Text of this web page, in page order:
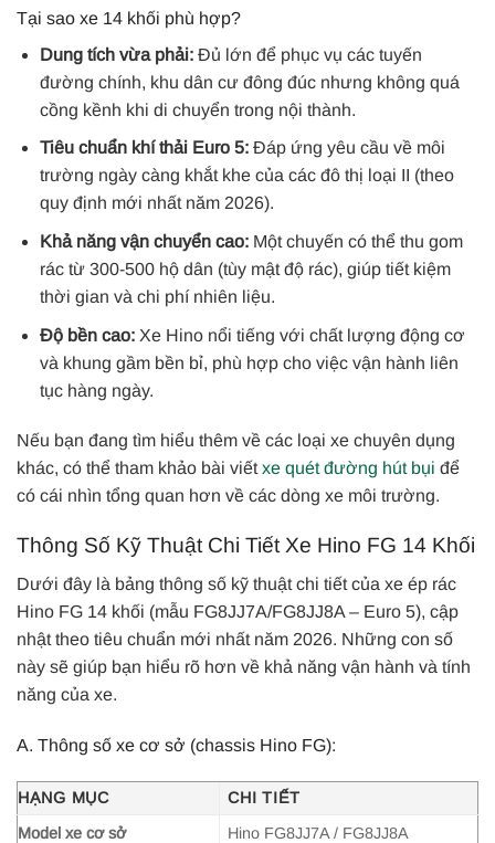
Tại sao xe 14 khối phù hợp?
Dung tích vừa phải:Đủ lớn để phục vụ các tuyến
đường chính, khu dân cư đông đúc nhưng không quá
cồng kềnh khi di chuyển trong nội thành.
Tiêu chuẩn khí thải Euro 5:Đáp ứng yêu cầu về môi
trường ngày càng khắt khe của các đô thị loại II (theo
quy định mới nhất năm 2026).
Khả năng vận chuyển cao:Một chuyến có thể thu gom
rác từ 300-500 hộ dân (tùy mật độ rác), giúp tiết kiệm
thời gian và chi phí nhiên liệu.
Độ bền cao:Xe Hino nổi tiếng với chất lượng động cơ
và khung gầm bền bỉ, phù hợp cho việc vận hành liên
tục hàng ngày.
Nếu bạn đang tìm hiểu thêm về các loại xe chuyên dụng
khác, có thể tham khảo bài viết xe quét đường hút bụi để
có cái nhìn tổng quan hơn về các dòng xe môi trường.
Thông Số Kỹ Thuật Chi Tiết Xe Hino FG 14 Khối
Dưới đây là bảng thông số kỹ thuật chi tiết của xe ép rác
Hino FG 14 khối (mẫu FG8JJ7A/FG8JJ8A – Euro 5), cập
nhật theo tiêu chuẩn mới nhất năm 2026. Những con số
này sẽ giúp bạn hiểu rõ hơn về khả năng vận hành và tính
năng của xe.
A. Thông số xe cơ sở (chassis Hino FG):
HẠNG MỤC
CHI TIẾT
Model xe cơ sở
Hino FG8JJ7A / FG8JJ8A